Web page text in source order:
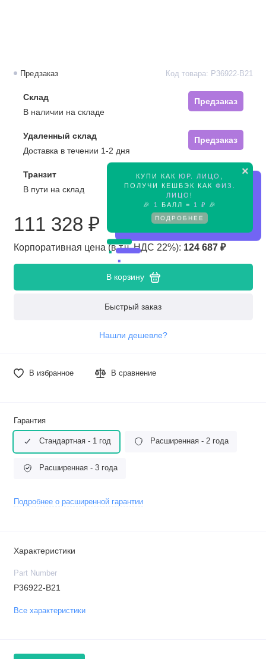
×
КУПИ КАК ЮР. ЛИЦО
ПОЛУЧИ КЕШБЭК КАК ФИЗ.
ЛИЦО !
🎉
1 БАЛЛ = 1 ₽ 🎉
ПОДРОБНЕЕ
Предзаказ Код товара: P36922-B21
Склад
Предзаказ
В наличии на складе
Удаленный склад
Предзаказ
Доставка в течении 1-2 дня
Транзит
Предзаказ
В пути на склад
111 328 ₽
Корпоративная цена (в т.ч. НДС 22%): 124 687 ₽
В корзину
Быстрый заказ
Нашли дешевле?
В избранное В сравнение
Гарантия
Стандартная - 1 год Расширенная - 2 года
Расширенная - 3 года
Подробнее о расширенной гарантии
Характеристики
Part Number
P36922-B21
Все характеристики